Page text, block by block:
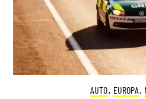
AUTO, EUROPA,